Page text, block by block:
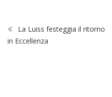
La Luiss festeggia il ritorno
in Eccellenza